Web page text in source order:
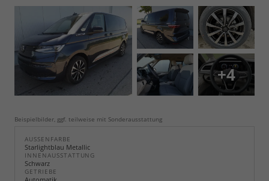
+4
Beispielbilder, ggf. teilweise mit Sonderausstattung
AUSSENFARBE
Starlightblau Metallic
INNENAUSSTATTUNG
Schwarz
GETRIEBE